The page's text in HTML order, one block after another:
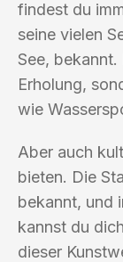
findest du
seine vielen
See,
Erholung,
wie
Aber auch
bieten. Die
bekannt, und
kannst du
dieser